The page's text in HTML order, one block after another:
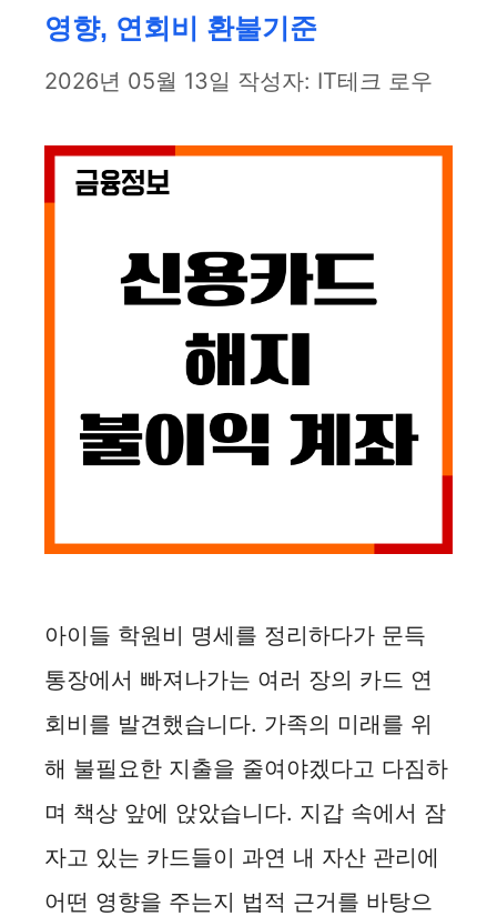
영향, 연회비 환불기준
2026년 05월 13일 작성자: IT테크 로우
아이들 학원비 명세를 정리하다가 문득
통장에서 빠져나가는 여러 장의 카드 연
회비를 발견했습니다. 가족의 미래를 위
해 불필요한 지출을 줄여야겠다고 다짐하
며 책상 앞에 앉았습니다. 지갑 속에서 잠
자고 있는 카드들이 과연 내 자산 관리에
어떤 영향을 주는지 법적 근거를 바탕으